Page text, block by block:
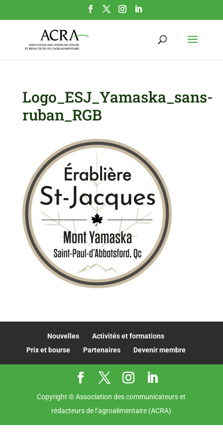
Logo_ESJ_Yamaska_sans-
ruban_RGB
Nouvelles
Activités et formations
Prix et bourse
Partenaires Devenir membre
Copyright © Association des communicateurs et
rédacteurs de l’agroalimentaire (ACRA)